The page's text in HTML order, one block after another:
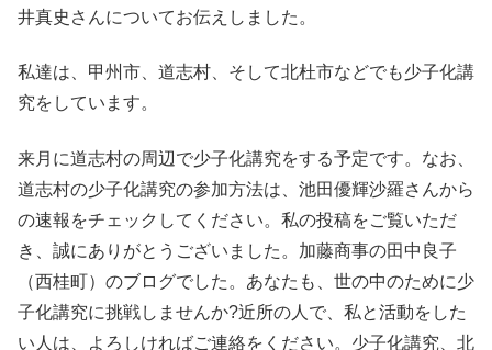
井真史さんについてお伝えしました。
私達は、甲州市、道志村、そして北杜市などでも少子化講
究をしています。
来月に道志村の周辺で少子化講究をする予定です。なお、
道志村の少子化講究の参加方法は、池田優輝沙羅さんから
の速報をチェックしてください。私の投稿をご覧いただ
き、誠にありがとうございました。加藤商事の田中良子
（西桂町）のブログでした。あなたも、世の中のために少
子化講究に挑戦しませんか?近所の人で、私と活動をした
い人は、よろしければご連絡をください。少子化講究、北